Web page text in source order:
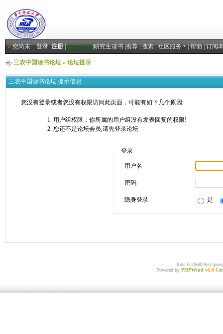
»您尚未登录 注册|返回主站|研究生读书|推荐|搜索|社区服务 |帮助|订阅
三农中国读书论坛» 论坛提示
三农中国读书论坛 提示信息
您没有登录或者您没有权限访问此页面，可能有如下几个原因:
用户组权限：你所属的用户组没有发表回复的权限!
您还不是论坛会员,请先登录论坛
登录
用户名
密码
隐身登录 是
Total 0.206829(s)
Powered by PHPWind v6.0